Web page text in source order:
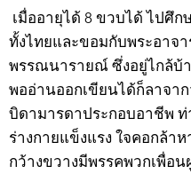
เมื่ออายุได้ 8 ขวบได้ ไปศึก
ทั้งไทยและขอมกับพระอาจ
พรรณนารายณ์ ซึ่งอยู่ไกล้บ้
พออ่านออกเขียนได้ก็ลาจา
บิดามารดาประกอบอาชีพ
ร่างกายแข็งแรง ใจคอกล้า
กว้างขวางมีพรรคพวกเพื่อ